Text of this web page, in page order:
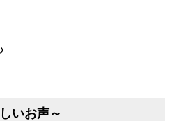
いお声～